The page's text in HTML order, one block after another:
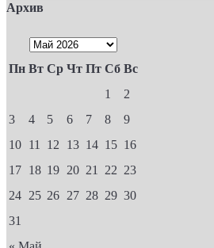
Архив
Пн Вт Ср Чт Пт Сб Вс
1
2
3
4 5 6 7 8
9
10 11 12 13 14 15 16
17 18 19 20 21 22 23
24 25 26 27 28 29 30
31